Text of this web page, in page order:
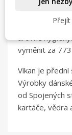
Kvalitní
a nečistot.
úrovně
vyměnit za
Vikan je
Výrobky
od Spojených
kartáče, vědra